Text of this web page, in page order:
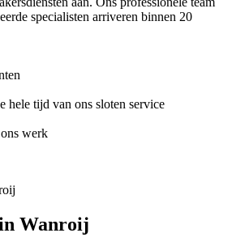
specialisten arriveren binnen 20
hele tijd van ons sloten service
werk
Wanroij